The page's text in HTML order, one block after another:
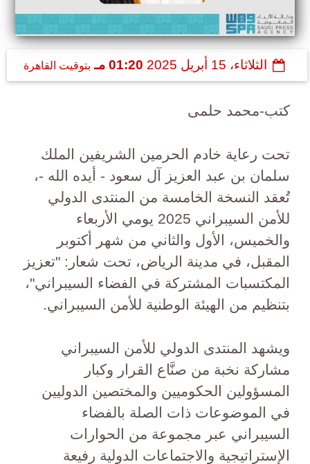
الثلاثاء، 15 أبريل 2025 01:20 مـ بتوقيت القاهرة
كتب-محمد حلمى
تحت رعاية خادم الحرمين الشريفين الملك
سلمان بن عبد العزيز آل سعود - أيده الله -،
تُعقد النسخة الخامسة من المنتدى الدولي
للأمن السيبراني 2025 يومي الأربعاء
والخميس، الأول والثاني من شهر أكتوبر
المقبل، في مدينة الرياض، تحت شعار: "تعزيز
المكتسبات المشتركة في الفضاء السيبراني"،
بتنظيم من الهيئة الوطنية للأمن السيبراني.
ويشهد المنتدى الدولي للأمن السيبراني
مشاركة نخبة من صنَّاع القرار وكبار
المسؤولين الحكوميين والمختصين الدوليين
في الموضوعات ذات الصلة بالفضاء
السيبراني عبر مجموعة من الحوارات
الإستراتيجية والاجتماعات الدولية رفيعة